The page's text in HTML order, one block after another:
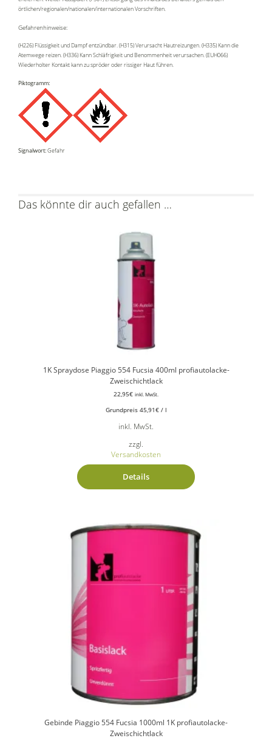
örtlichen/regionalen/nationalen/internationalen Vorschriften.
Gefahrenhinweise:
(H226) Flüssigkeit und Dampf entzündbar. (H315) Verursacht Hautreizungen. (H335) Kann die
Atemwege reizen. (H336) Kann Schläfrigkeit und Benommenheit verursachen. (EUH066)
Wiederholter Kontakt kann zu spröder oder rissiger Haut führen.
Piktogramm:
Signalwort:Gefahr
Das könnte dir auch gefallen …
1K Spraydose Piaggio 554 Fucsia 400ml profiautolacke-
Zweischichtlack
22,95€ inkl. MwSt.
Grundpreis 45,91€/ l
inkl. MwSt.
zzgl.
Versandkosten
Details
Gebinde Piaggio 554 Fucsia 1000ml 1K profiautolacke-
Zweischichtlack